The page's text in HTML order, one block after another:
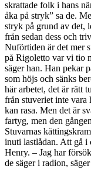
skrattade folk i hans
åka på stryk” sa de.
stryk på grund av det,
från sedan dess och
Nuförtiden är det mer
på Rigoletto var vi tio
säger han. Han pekar
som höjs och sänks
här arbetet, det är rätt
från stuveriet inte vara
kan rasa. Men det är
fartyg, men den
Stuvarnas
inuti lastlådan. Att gå i
Henry. – Jag har
de säger i radion,